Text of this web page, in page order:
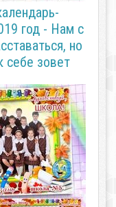
год - Нам с
но
себе зовет